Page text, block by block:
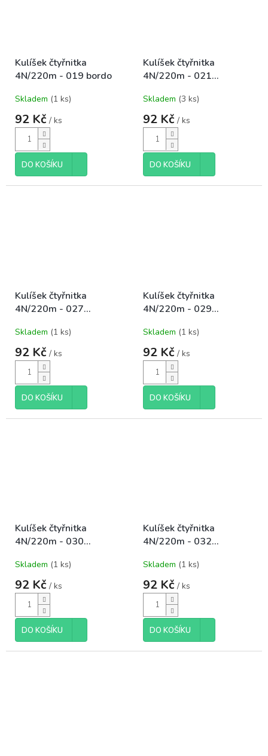
Kulíšek čtyřnitka
4N/220m - 019 bordo
Skladem (1 ks)
92 Kč / ks
DO KOŠÍKU
Kulíšek čtyřnitka
4N/220m - 021
Skladem (3 ks)
92 Kč / ks
DO KOŠÍKU
Kulíšek čtyřnitka
4N/220m - 027
Skladem (1 ks)
92 Kč / ks
DO KOŠÍKU
Kulíšek čtyřnitka
4N/220m - 029
Skladem (1 ks)
92 Kč / ks
DO KOŠÍKU
Kulíšek čtyřnitka
4N/220m - 030
Skladem (1 ks)
92 Kč / ks
DO KOŠÍKU
Kulíšek čtyřnitka
4N/220m - 032
sv.modrá
Skladem (1 ks)
92 Kč / ks
DO KOŠÍKU